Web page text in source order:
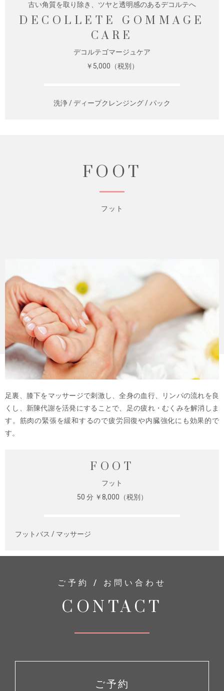
古い角質を取り除き、ツヤと透明感のあるデコルテへ
DECOLLETE GOMMAGE
CARE
デコルテゴマージュケア
￥5,000（税別）
洗浄 / ディープクレンジング / パック
FOOT
フット
足裏、膝下をマッサージで刺激し、全身の血行、リンパの流れを良
くし、新陳代謝を活発にすることで、足の疲れ・むくみを解消しま
す。筋肉の緊張を緩和するので疲労回復や内臓強化にも効果的で
す。
FOOT
フット
50 分 ￥8,000（税別）
フットバス / マッサージ
ご予約 / お問い合わせ
CONTACT
ご予約